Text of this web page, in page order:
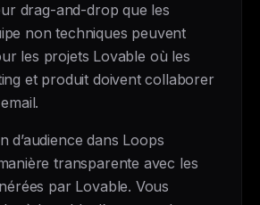
drag-and-drop que les
non techniques peuvent
les projets Lovable où les
et produit doivent collaborer
d’audience dans Loops
transparente avec les
par Lovable. Vous